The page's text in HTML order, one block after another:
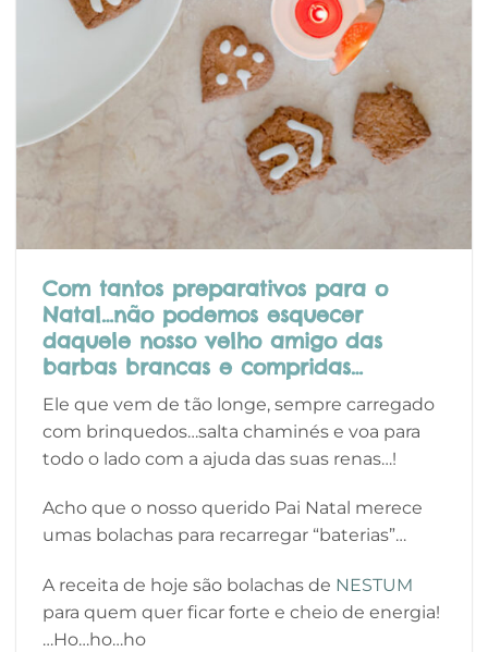
Com tantos preparativos para o
Natal…não podemos esquecer
daquele nosso velho amigo das
barbas brancas e compridas…
Ele que vem de tão longe, sempre carregado
com brinquedos…salta chaminés e voa para
todo o lado com a ajuda das suas renas…!
Acho que o nosso querido Pai Natal merece
umas bolachas para recarregar “baterias”…
A receita de hoje são bolachas de NESTUM
para quem quer ficar forte e cheio de energia!
…Ho…ho…ho